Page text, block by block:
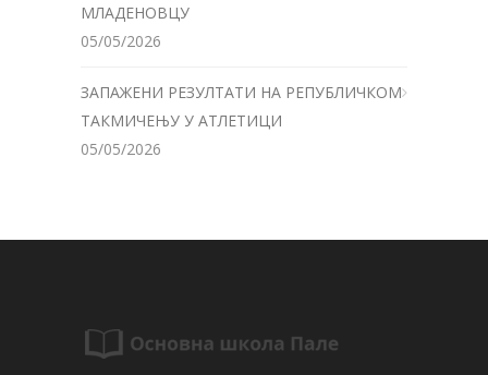
МЛАДЕНОВЦУ
05/05/2026
ЗАПАЖЕНИ РЕЗУЛТАТИ НА РЕПУБЛИЧКОМ
ТАКМИЧЕЊУ У АТЛЕТИЦИ
05/05/2026